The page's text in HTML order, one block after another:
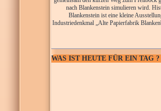
nach Blankenstein simulieren wird.
Blankenstein ist eine kleine
Industriedenkmal „Alte Papierfabrik
WAS IST HEUTE FÜR EIN TAG ?